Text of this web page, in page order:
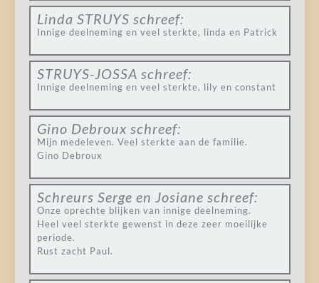
Linda STRUYS schreef:
Innige deelneming en veel sterkte, linda en Patrick
STRUYS-JOSSA schreef:
Innige deelneming en veel sterkte, lily en constant
Gino Debroux schreef:
Mijn medeleven. Veel sterkte aan de familie.
Gino Debroux
Schreurs Serge en Josiane schreef:
Onze oprechte blijken van innige deelneming.
Heel veel sterkte gewenst in deze zeer moeilijke
periode.
Rust zacht Paul.